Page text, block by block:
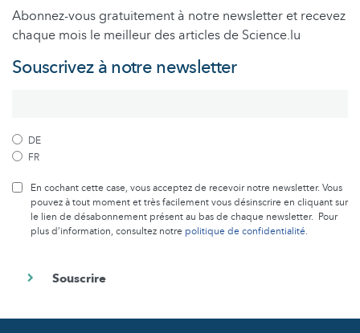
Abonnez-vous gratuitement à notre newsletter et recevez
chaque mois le meilleur des articles de Science.lu
Souscrivez à notre newsletter
DE
FR
En cochant cette case, vous acceptez de recevoir notre newsletter. Vous
pouvez à tout moment et très facilement vous désinscrire en cliquant sur
le lien de désabonnement présent au bas de chaque newsletter. Pour
plus d’information, consultez notre politique de confidentialité.